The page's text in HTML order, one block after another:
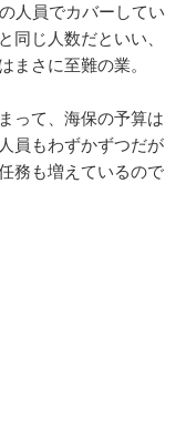
人員でカバーしてい
同じ人数だといい、
まさに至難の業。
って、海保の予算は
員もわずかずつだが
務も増えているので